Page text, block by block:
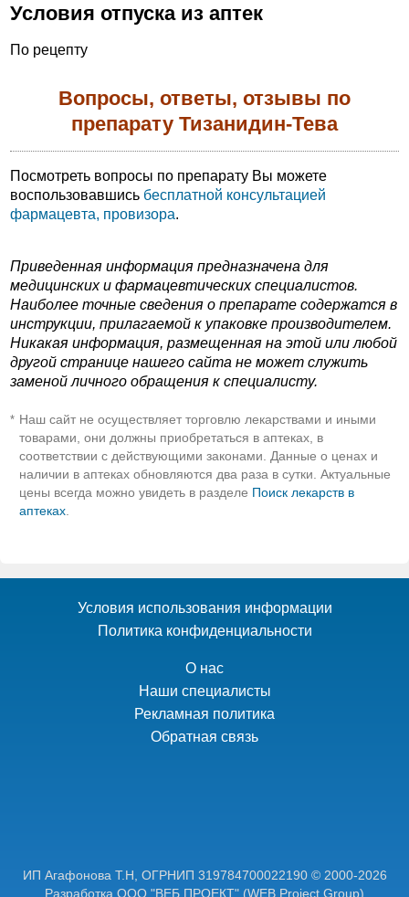
Условия отпуска из аптек
По рецепту
Вопросы, ответы, отзывы по
препарату Тизанидин-Тева
Посмотреть вопросы по препарату Вы можете
воспользовавшись бесплатной консультацией
фармацевта, провизора.
Приведенная информация предназначена для
медицинских и фармацевтических специалистов.
Наиболее точные сведения о препарате содержатся в
инструкции, прилагаемой к упаковке производителем.
Никакая информация, размещенная на этой или любой
другой странице нашего сайта не может служить
заменой личного обращения к специалисту.
* Наш сайт не осуществляет торговлю лекарствами и иными
товарами, они должны приобретаться в аптеках, в
соответствии с действующими законами. Данные о ценах и
наличии в аптеках обновляются два раза в сутки. Актуальные
цены всегда можно увидеть в разделе Поиск лекарств в
аптеках.
Условия использования информации
Политика конфиденциальности
О нас
Наши специалисты
Рекламная политика
Обратная связь
ИП Агафонова Т.Н, ОГРНИП 319784700022190 © 2000-2026
Разработка ООО "ВЕБ ПРОЕКТ" (WEB Project Group)